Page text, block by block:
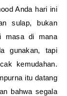
Anda hari ini
sulap, bukan
masa di mana
gunakan, tapi
kemudahan.
itu datang
bahwa segala